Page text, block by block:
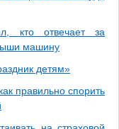
кто отвечает за
машину
детям»
правильно спорить